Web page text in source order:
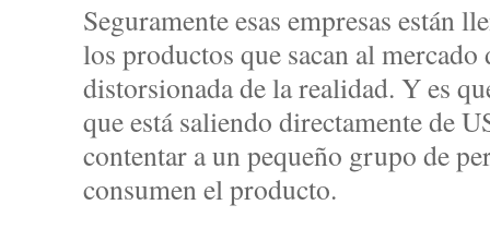
Seguramente esas empresas están
los productos que sacan al mercado
distorsionada de la realidad. Y es
que está saliendo directamente de
contentar a un pequeño grupo de
consumen el producto.